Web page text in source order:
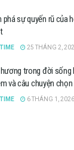
phá sự quyến rũ của
25 THÁNG 2,
trong đời sống
và câu chuyện
6 THÁNG 1, 2026